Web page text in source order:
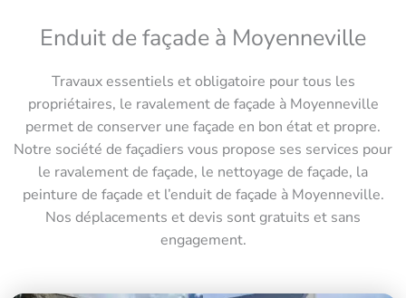
Enduit de façade à Moyenneville
Travaux essentiels et obligatoire pour tous les
propriétaires, le ravalement de façade à Moyenneville
permet de conserver une façade en bon état et propre.
Notre société de façadiers vous propose ses services pour
le ravalement de façade, le nettoyage de façade, la
peinture de façade et l’enduit de façade à Moyenneville.
Nos déplacements et devis sont gratuits et sans
engagement.